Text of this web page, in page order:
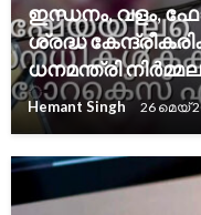
ഇന്ധനം, വളം,
ശ്രദ്ധ
ധനമന്ത്രി
Hemant Singh 26 മെയ്‌